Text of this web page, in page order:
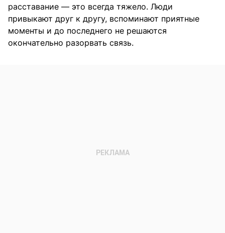
расставание — это всегда тяжело. Люди
привыкают друг к другу, вспоминают приятные
моменты и до последнего не решаются
окончательно разорвать связь.